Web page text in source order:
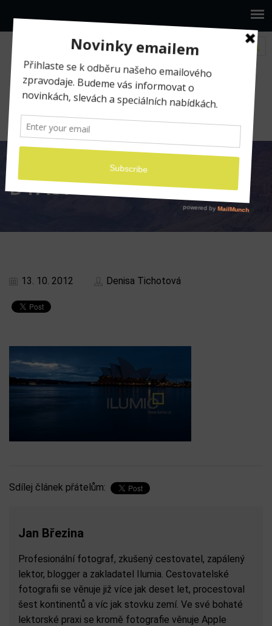
www.ilumio.cz
Fotografické expedice
AUSTRÁLIE 2013
D1A37111
D1A37111
13. 10. 2012 Denisa Tichotová
Sdílej článek přátelům:
Jan Březina
Profesionální fotograf, zkušený cestovatel, zapálený
lektor, blogger a zakladatel Ilumia. Cestovatelské
fotografii se věnuje již více jak deset let, procestoval
šest kontinentů a víc jak stovku zemí. Ve své bohaté
lektorské praxi se kromě fotografie věnuje Apple